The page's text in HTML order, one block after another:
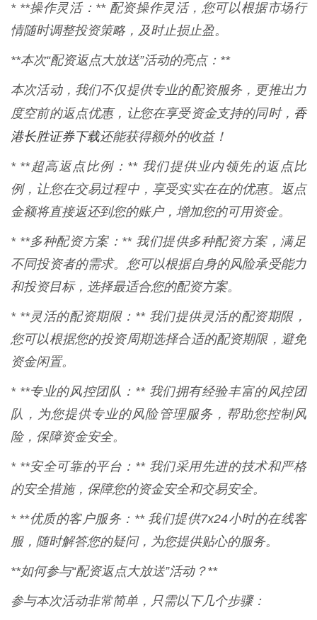
* **操作灵活：** 配资操作灵活，您可以根据市场行
情随时调整投资策略，及时止损止盈。
**本次“配资返点大放送”活动的亮点：**
本次活动，我们不仅提供专业的配资服务，更推出力
度空前的返点优惠，让您在享受资金支持的同时， 香
港长胜证券下载还能获得额外的收益！
* **超高返点比例：** 我们提供业内领先的返点比
例，让您在交易过程中，享受实实在在的优惠。返点
金额将直接返还到您的账户，增加您的可用资金。
* **多种配资方案：** 我们提供多种配资方案，满足
不同投资者的需求。您可以根据自身的风险承受能力
和投资目标，选择最适合您的配资方案。
* **灵活的配资期限：** 我们提供灵活的配资期限，
您可以根据您的投资周期选择合适的配资期限，避免
资金闲置。
* **专业的风控团队：** 我们拥有经验丰富的风控团
队，为您提供专业的风险管理服务，帮助您控制风
险，保障资金安全。
* **安全可靠的平台：** 我们采用先进的技术和严格
的安全措施，保障您的资金安全和交易安全。
* **优质的客户服务：** 我们提供7x24小时的在线客
服，随时解答您的疑问，为您提供贴心的服务。
**如何参与“配资返点大放送”活动？**
参与本次活动非常简单，只需以下几个步骤：